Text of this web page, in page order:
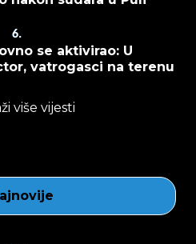
6.
se aktivirao: U
vatrogasci na terenu
više vijesti